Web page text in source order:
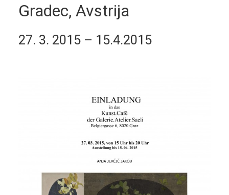
Gradec, Avstrija
27. 3. 2015 – 15.4.2015